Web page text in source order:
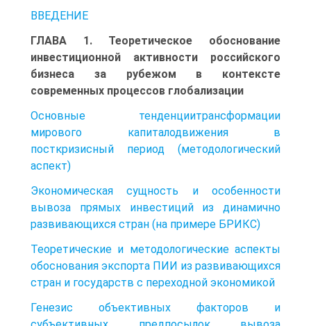
ВВЕДЕНИЕ
ГЛАВА 1. Теоретическое обоснование
инвестиционной активности российского
бизнеса за рубежом в контексте
современных процессов глобализации
Основные тенденциитрансформации
мирового капиталодвижения в
посткризисный период (методологический
аспект)
Экономическая сущность и особенности
вывоза прямых инвестиций из динамично
развивающихся стран (на примере БРИКС)
Теоретические и методологические аспекты
обоснования экспорта ПИИ из развивающихся
стран и государств с переходной экономикой
Генезис объективных факторов и